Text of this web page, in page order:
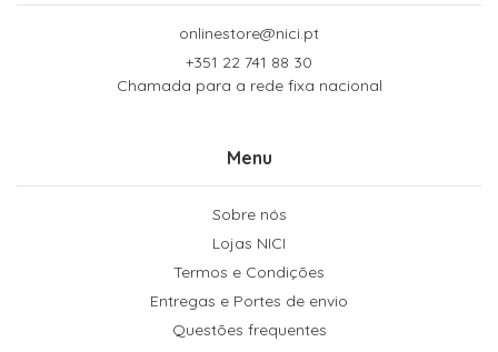
onlinestore@nici.pt
+351 22 741 88 30
Chamada para a rede fixa nacional
Menu
Sobre nós
Lojas NICI
Termos e Condições
Entregas e Portes de envio
Questões frequentes